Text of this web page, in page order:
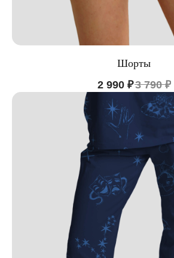
Шорты
2 990 ₽3 790 ₽
© 2020-2025 StoboyShop. Все права защищены
Design by: YudinStudio
Политика конфиденциальности
ООО "ЦИФРОВАЯ ФАБРИКА"
ИНН 9701202160